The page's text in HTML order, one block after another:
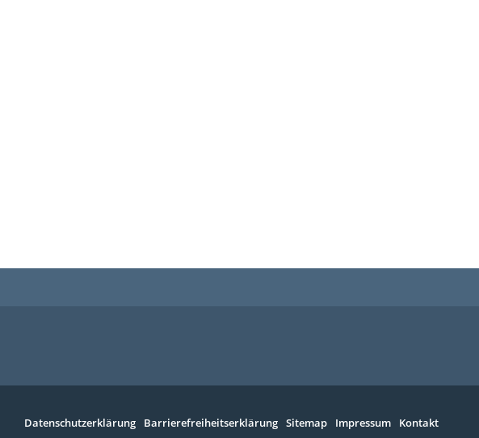
Serivce
Datenschutzerklärung Barrierefreiheitserklärung Sitemap Impressum Kontakt